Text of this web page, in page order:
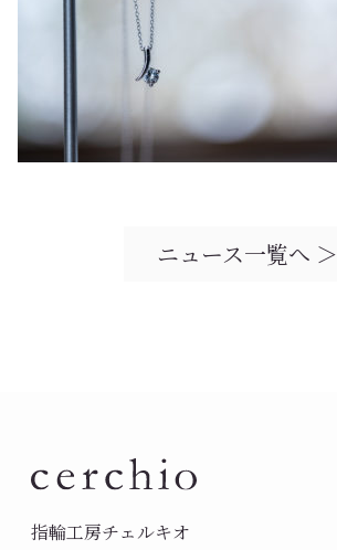
ニュース一覧へ ＞
指輪工房チェルキオ